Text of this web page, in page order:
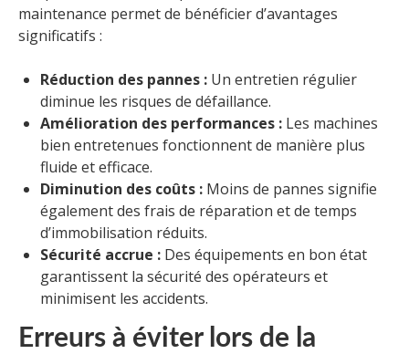
maintenance permet de bénéficier d’avantages
significatifs :
Réduction des pannes : Un entretien régulier
diminue les risques de défaillance.
Amélioration des performances : Les machines
bien entretenues fonctionnent de manière plus
fluide et efficace.
Diminution des coûts : Moins de pannes signifie
également des frais de réparation et de temps
d’immobilisation réduits.
Sécurité accrue : Des équipements en bon état
garantissent la sécurité des opérateurs et
minimisent les accidents.
Erreurs à éviter lors de la